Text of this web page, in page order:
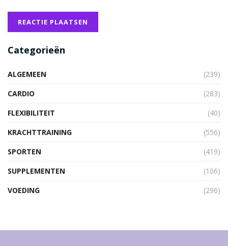
Categorieën
ALGEMEEN
(239)
CARDIO
(283)
FLEXIBILITEIT
(40)
KRACHTTRAINING
(556)
SPORTEN
(419)
SUPPLEMENTEN
(106)
VOEDING
(296)